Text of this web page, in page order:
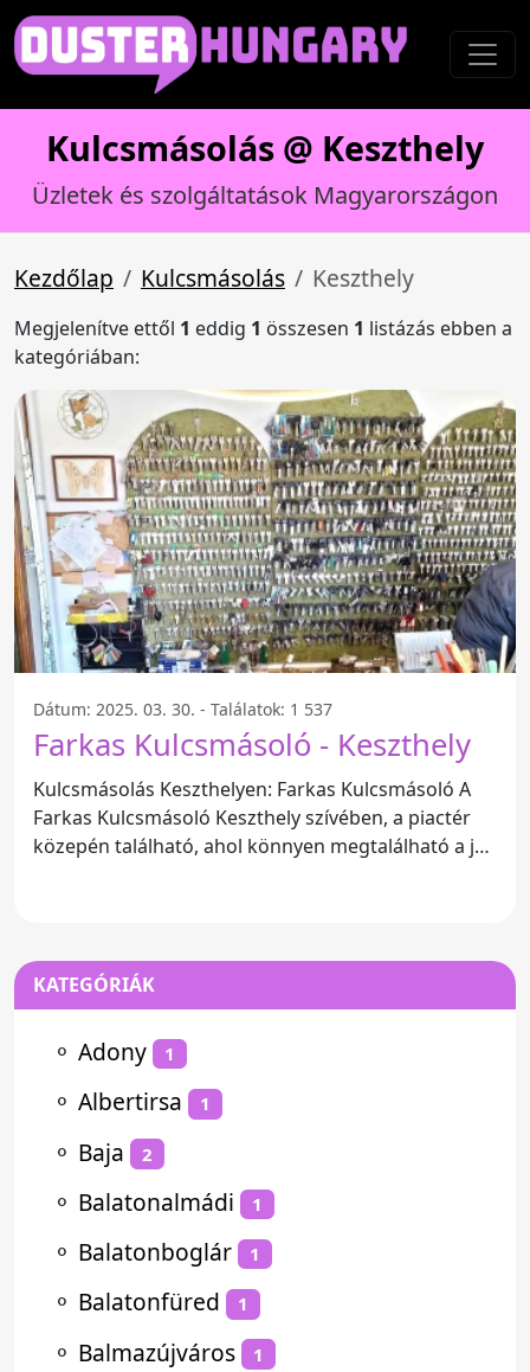
Kulcsmásolás @ Keszthely
Üzletek és szolgáltatások Magyarországon
Kezdőlap Kulcsmásolás Keszthely
Megjelenítve ettől 1 eddig 1 összesen 1 listázás ebben a
kategóriában:
Dátum: 2025. 03. 30. - Találatok: 1 537
Farkas Kulcsmásoló - Keszthely
Kulcsmásolás Keszthelyen: Farkas Kulcsmásoló A
Farkas Kulcsmásoló Keszthely szívében, a piactér
közepén található, ahol könnyen megtalálható a jól
KATEGÓRIÁK
⚬ Adony 1
⚬ Albertirsa 1
⚬ Baja 2
⚬ Balatonalmádi 1
⚬ Balatonboglár 1
⚬ Balatonfüred 1
⚬ Balmazújváros 1